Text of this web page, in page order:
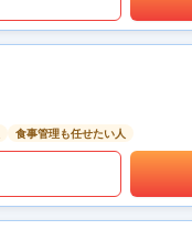
食事管理も任せたい人